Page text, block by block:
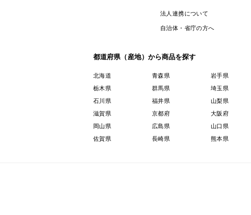
法人連携について
自治体・省庁の方へ
都道府県（産地）から商品を探す
北海道 青森県 岩手県
栃木県
群馬県 埼玉県
石川県
福井県 山梨県
滋賀県
京都府 大阪府
岡山県
広島県 山口県
佐賀県
長崎県 熊本県